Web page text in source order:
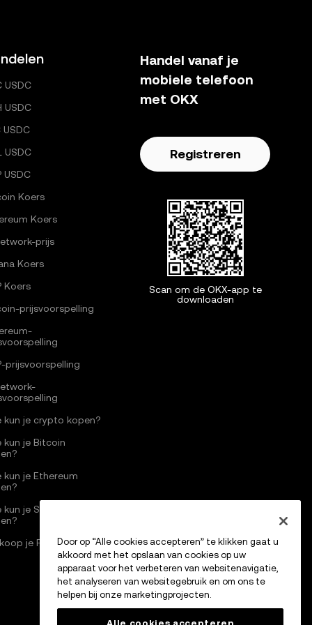
USDC
USDC
USDC
USDC
USDC
Koers
Koers
prijs
Koers
Koers
prijsvoorspelling
prijsvoorspelling
kun je crypto kopen?
kun je Bitcoin
kun je Ethereum
kun je Solana
je Pi Network
Handel vanaf je
mobiele telefoon
met OKX
Registreren
Scan om de OKX-app te
downloaden
Door op “Alle cookies accepteren” te klikken gaat u
akkoord met het opslaan van cookies op uw
apparaat voor het verbeteren van websitenavigatie,
het analyseren van websitegebruik en om ons te
helpen bij onze marketingprojecten.